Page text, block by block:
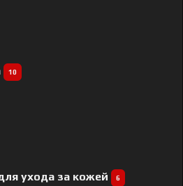
10
ухода за кожей 6